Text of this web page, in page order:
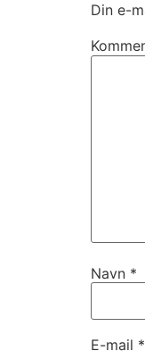
Din e-
Navn *
E-mail *